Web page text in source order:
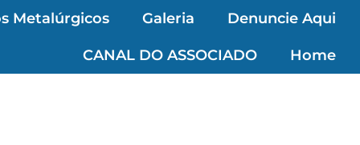
Metalúrgicos Galeria Denuncie Aqui
CANAL DO ASSOCIADO Home